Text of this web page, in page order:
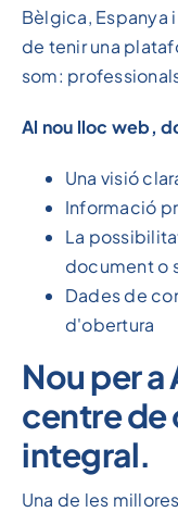
Bèlgica, Espanya
de tenir una
som:
Al nou lloc web,
Una visió
Informació
La
document o
Dades de
d'obertura
Nou per a
centre
integral.
Una de les